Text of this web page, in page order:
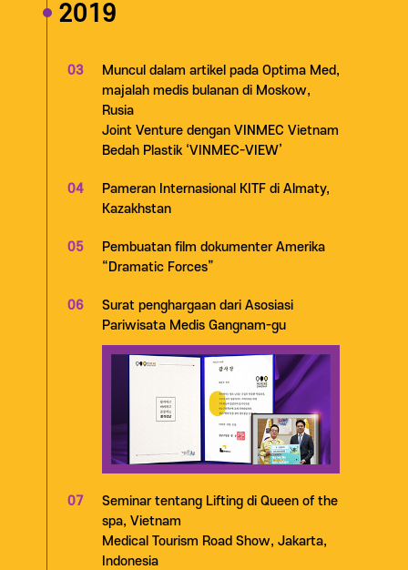
2019
03
Muncul dalam artikel pada Optima Med,
majalah medis bulanan di Moskow,
Rusia
Joint Venture dengan VINMEC Vietnam
Bedah Plastik ‘VINMEC-VIEW’
04
Pameran Internasional KITF di Almaty,
Kazakhstan
05
Pembuatan film dokumenter Amerika
“Dramatic Forces”
06
Surat penghargaan dari Asosiasi
Pariwisata Medis Gangnam-gu
07
Seminar tentang Lifting di Queen of the
spa, Vietnam
Medical Tourism Road Show, Jakarta,
Indonesia